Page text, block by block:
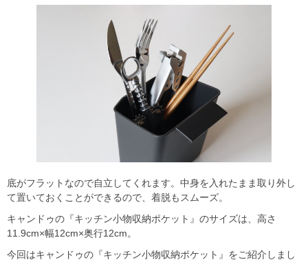
底がフラットなので自立してくれます。中身を入れたまま取り外し
て置いておくことができるので、着脱もスムーズ。
キャンドゥの『キッチン小物収納ポケット』のサイズは、高さ
11.9cm×幅12cm×奥行12cm。
今回はキャンドゥの『キッチン小物収納ポケット』をご紹介しまし